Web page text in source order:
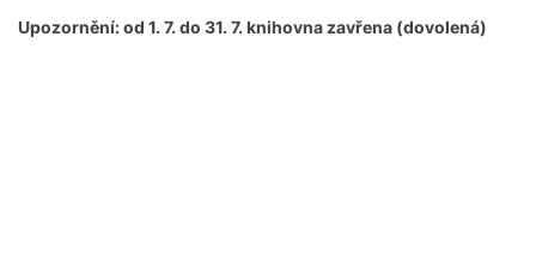
Upozornění: od 1. 7. do 31. 7. knihovna zavřena (dovolená)